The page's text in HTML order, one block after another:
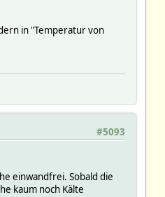
in "Temperatur von
#5093
einwandfrei. Sobald die
kaum noch Kälte